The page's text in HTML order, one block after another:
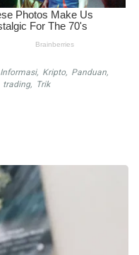
Informasi, Kripto, Panduan,
trading, Trik